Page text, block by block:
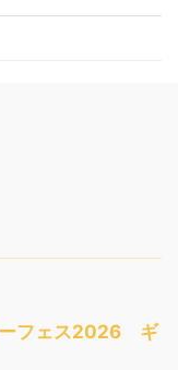
ーフェス2026 ギ